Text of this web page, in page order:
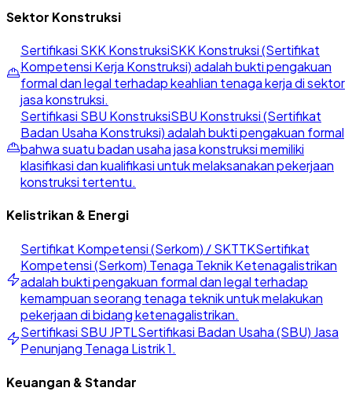
Sektor Konstruksi
Sertifikasi SKK KonstruksiSKK Konstruksi (Sertifikat
Kompetensi Kerja Konstruksi) adalah bukti pengakuan
formal dan legal terhadap keahlian tenaga kerja di sektor
jasa konstruksi.
Sertifikasi SBU KonstruksiSBU Konstruksi (Sertifikat
Badan Usaha Konstruksi) adalah bukti pengakuan formal
bahwa suatu badan usaha jasa konstruksi memiliki
klasifikasi dan kualifikasi untuk melaksanakan pekerjaan
konstruksi tertentu.
Kelistrikan & Energi
Sertifikat Kompetensi (Serkom) / SKTTKSertifikat
Kompetensi (Serkom) Tenaga Teknik Ketenagalistrikan
adalah bukti pengakuan formal dan legal terhadap
kemampuan seorang tenaga teknik untuk melakukan
pekerjaan di bidang ketenagalistrikan.
Sertifikasi SBU JPTLSertifikasi Badan Usaha (SBU) Jasa
Penunjang Tenaga Listrik 1.
Keuangan & Standar